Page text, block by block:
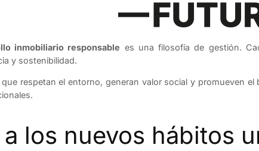
inmobiliario responsable es una filosofía de gestión.
y sostenibilidad.
respetan el entorno, generan valor social y promueven
los nuevos hábitos